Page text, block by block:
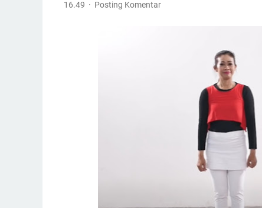
16.49 Posting Komentar